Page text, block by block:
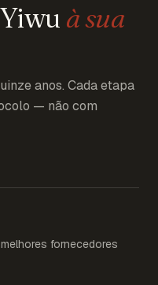
à sua
anos. Cada etapa
— não com
fornecedores